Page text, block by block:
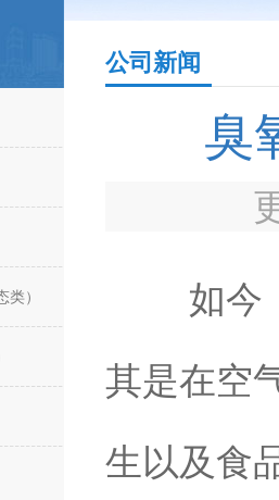
）
公司新闻
臭
如今，
其是在空
生以及食